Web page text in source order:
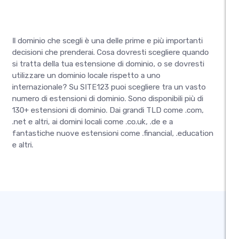
Il dominio che scegli è una delle prime e più importanti
decisioni che prenderai. Cosa dovresti scegliere quando
si tratta della tua estensione di dominio, o se dovresti
utilizzare un dominio locale rispetto a uno
internazionale? Su SITE123 puoi scegliere tra un vasto
numero di estensioni di dominio. Sono disponibili più di
130+ estensioni di dominio. Dai grandi TLD come .com,
.net e altri, ai domini locali come .co.uk, .de e a
fantastiche nuove estensioni come .financial, .education
e altri.